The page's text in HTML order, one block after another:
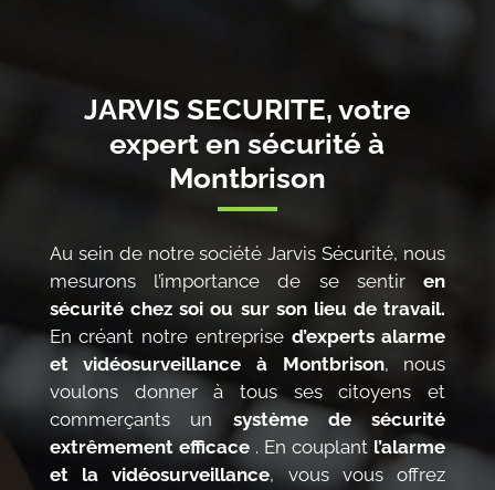
JARVIS SECURITE, votre
expert en sécurité à
Montbrison
Au sein de notre société Jarvis Sécurité, nous
mesurons l’importance de se sentiren
sécurité chez soi ou sur son lieu de travail.
En créant notre entreprised’experts alarme
et vidéosurveillance à Montbrison, nous
voulons donner à tous ses citoyens et
commerçants un système de sécurité
extrêmement efficace . En couplant l’alarme
et la vidéosurveillance, vous vous offrez